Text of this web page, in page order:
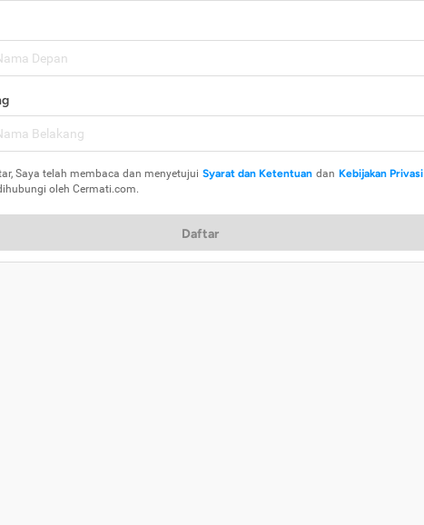
Saya telah membaca dan menyetujui Syarat dan Ketentuan dan Kebijakan Privasi
oleh Cermati.com.
Daftar